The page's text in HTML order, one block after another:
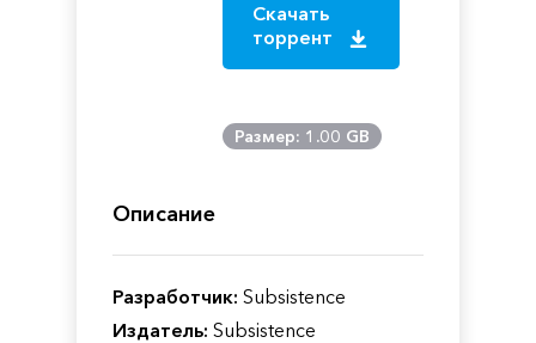
Скачать
торрент
Размер: 1.00 GB
Описание
Разработчик: Subsistence
Издатель: Subsistence